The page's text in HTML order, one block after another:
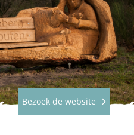
Bezoek de website